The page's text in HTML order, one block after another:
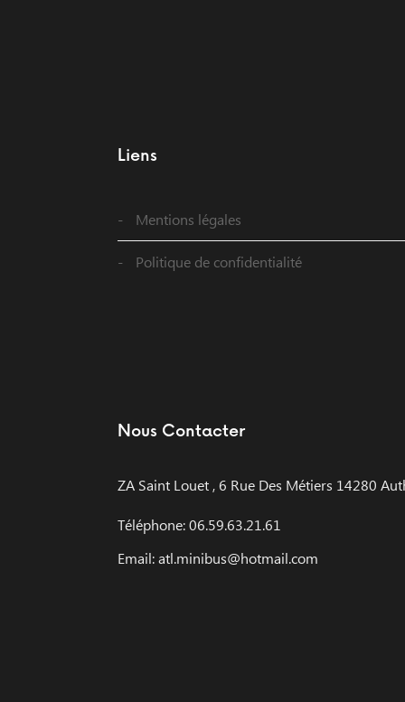
Liens
Mentions légales
Politique de confidentialité
Nous Contacter
ZA Saint Louet , 6 Rue Des Métiers 14280
Téléphone: 06.59.63.21.61
Email: atl.minibus@hotmail.com